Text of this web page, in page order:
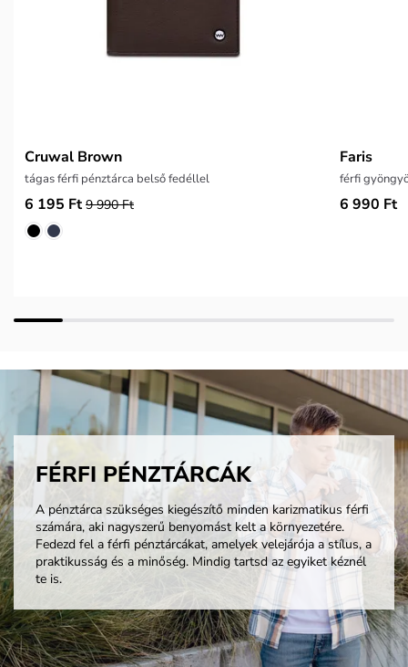
Cruwal Brown
tágas férfi pénztárca belső fedéllel
6 195 Ft 9 990 Ft
Faris
férfi
6 990 Ft
FÉRFI PÉNZTÁRCÁK
A pénztárca szükséges kiegészítő minden karizmatikus férfi
számára, aki nagyszerű benyomást kelt a környezetére.
Fedezd fel a férfi pénztárcákat, amelyek velejárója a stílus, a
praktikusság és a minőség. Mindig tartsd az egyiket kéznél
te is.